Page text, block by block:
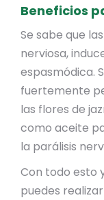
Beneficios
Se sabe que
nerviosa,
espasmódica.
fuertemente
las flores de
como aceite
la parálisis
Con todo esto
puedes